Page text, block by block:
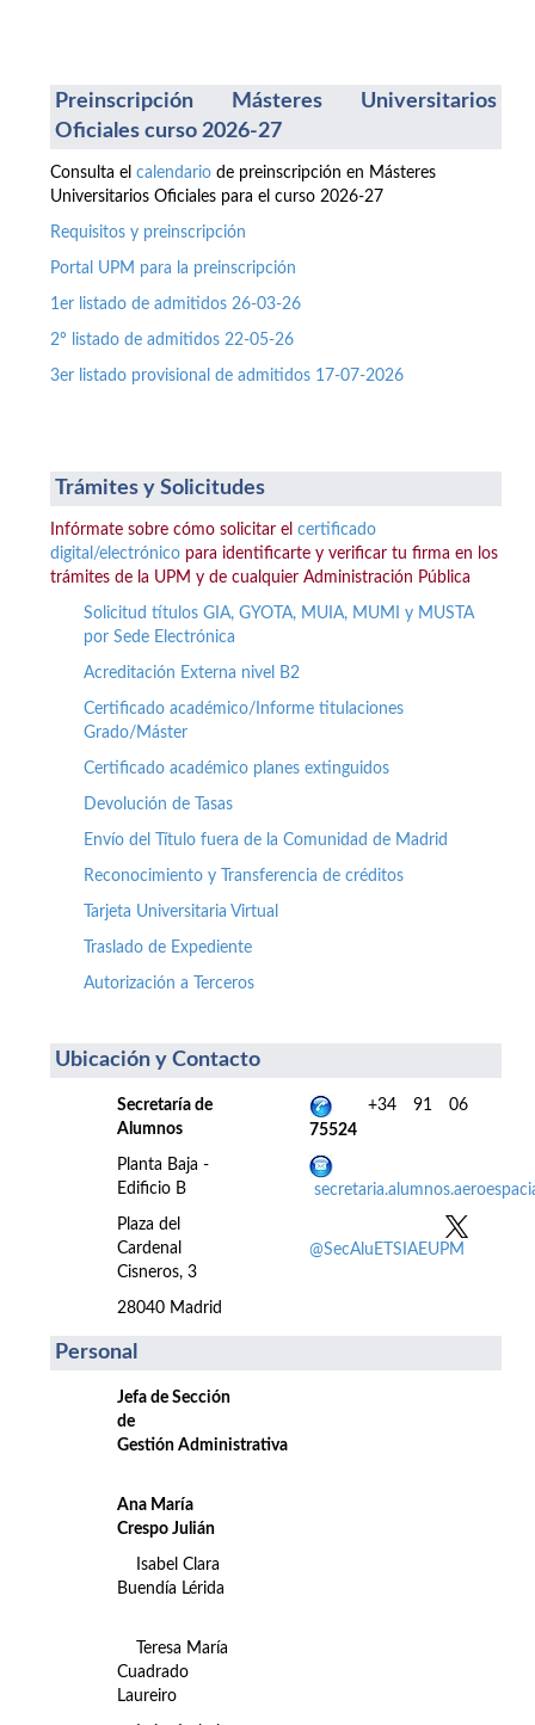
Preinscripción Másteres Universitarios
Oficiales curso 2026-27
Consulta el calendario de preinscripción en Másteres
Universitarios Oficiales para el curso 2026-27
Requisitos y preinscripción
Portal UPM para la preinscripción
1er listado de admitidos 26-03-26
2º listado de admitidos 22-05-26
3er listado provisional de admitidos 17-07-2026
Trámites y Solicitudes
Infórmate sobre cómo solicitar el certificado
digital/electrónico para identificarte y verificar tu firma en los
trámites de la UPM y de cualquier Administración Pública
Solicitud títulos GIA, GYOTA, MUIA, MUMI y MUSTA
por Sede Electrónica
Acreditación Externa nivel B2
Certificado académico/Informe titulaciones
Grado/Máster
Certificado académico planes extinguidos
Devolución de Tasas
Envío del Título fuera de la Comunidad de Madrid
Reconocimiento y Transferencia de créditos
Tarjeta Universitaria Virtual
Traslado de Expediente
Autorización a Terceros
Ubicación y Contacto
Secretaría de
Alumnos
Planta Baja -
Edificio B
Plaza del
Cardenal
Cisneros, 3
28040 Madrid
+34 91 06
75524
@SecAluETSIAEUPM
Personal
Jefa de Sección
de
Gestión Administrativa
Ana María
Crespo Julián
Isabel Clara
Buendía Lérida
Teresa María
Cuadrado
Laureiro